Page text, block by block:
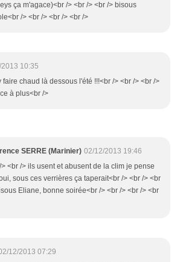
ça m'agace)<br /> <br /> <br /> bisous
/> <br /> <br /> <br />
10:35
faire chaud là dessous l'été !!!<br /> <br /> <br />
à plus<br />
SERRE (Marinier) 02/12/2013 19:46
> <br /> ils usent et abusent de la clim je pense
sous ces verrières ça taperait<br /> <br /> <br
Eliane, bonne soirée<br /> <br /> <br /> <br
12/2013 07:29